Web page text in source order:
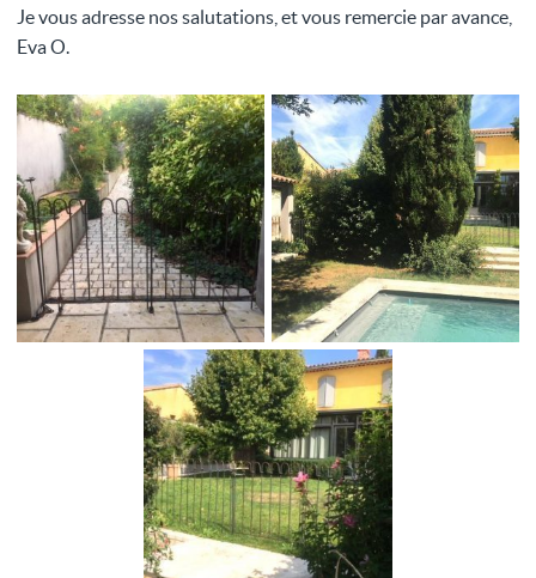
Je vous adresse nos salutations, et vous remercie par avance,
Eva O.